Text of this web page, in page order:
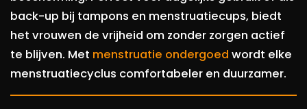
back-up bij tampons en menstruatiecups, biedt
het vrouwen de vrijheid om zonder zorgen actief
te blijven. Met menstruatie ondergoed wordt elke
menstruatiecyclus comfortabeler en duurzamer.